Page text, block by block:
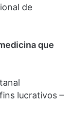
de
que
lucrativos –